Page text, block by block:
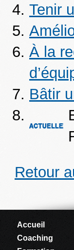
Tenir
À la
Bâtir
Retour
Accueil
Coaching